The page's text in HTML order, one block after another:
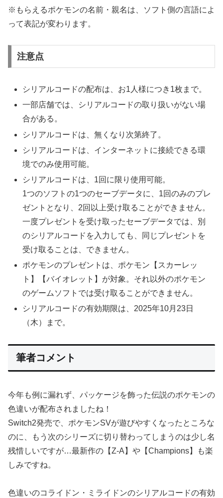
※もらえるポケモンの名前・親名は、ソフト側の言語によ
って表記が変わります。
注意点
シリアルコードの配布は、お1人様につき1枚まで。
一部店舗では、シリアルコードの取り扱いがない場
合がある。
シリアルコードは、無くなり次第終了。
シリアルコードは、インターネットに接続できる環
境でのみ使用可能。
シリアルコードは、1回に限り使用可能。
1つのソフトの1つのセーブデータに、1回のみのプレ
ゼントとなり、2回以上受け取ることができません。
一度プレゼントを受け取ったセーブデータでは、別
のシリアルコードを入力しても、同じプレゼントを
受け取ることは、できません。
ポケモンのプレゼントは、ポケモン【スカーレッ
ト】【バイオレット】が対象。それ以外のポケモン
のゲームソフトでは受け取ることができません。
シリアルコードの有効期限は、2025年10月23日
（木）まで。
筆者コメント
今年も例に漏れず、パッケージを飾った伝説のポケモンの
色違いが配布されましたね！
Switch2発売で、ポケモンSVが遊びやすくなったところな
のに、もう次のシリーズに切り替わってしまうのは少し名
残惜しいですが…最新作の【Z-A】や【Champions】も楽
しみですね。
色違いのコライドン・ミライドンのシリアルコードの有効